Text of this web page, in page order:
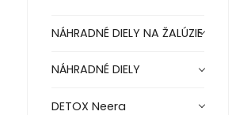
NÁHRADNÉ DIELY NA ŽALÚZIE
NÁHRADNÉ DIELY
DETOX Neera